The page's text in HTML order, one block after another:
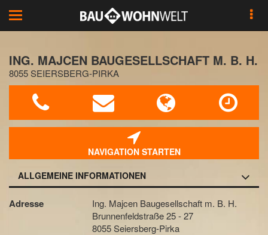
Toggle
navigation
ING. MAJCEN BAUGESELLSCHAFT M. B. H.
8055 SEIERSBERG-PIRKA
NAVIGATION STARTEN
ALLGEMEINE INFORMATIONEN
Adresse
Ing. Majcen Baugesellschaft m. B. H.
Brunnenfeldstraße 25 - 27
8055 Seiersberg-Pirka